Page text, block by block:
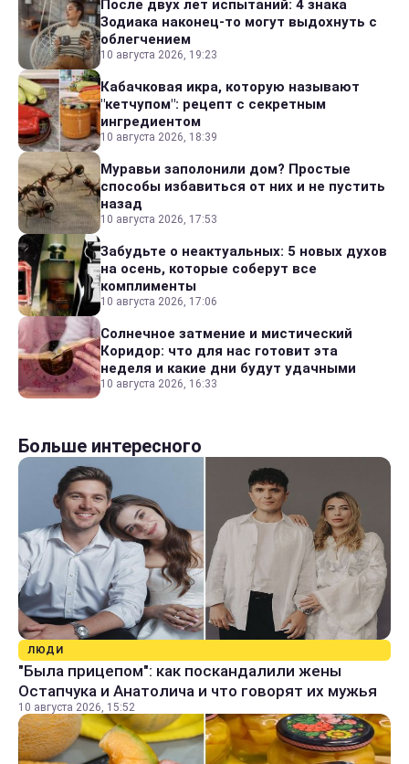
После двух лет испытаний: 4 знака
Зодиака наконец-то могут выдохнуть с
облегчением
10 августа 2026, 19:23
Кабачковая икра, которую называют
"кетчупом": рецепт с секретным
ингредиентом
10 августа 2026, 18:39
Муравьи заполонили дом? Простые
способы избавиться от них и не пустить
назад
10 августа 2026, 17:53
Забудьте о неактуальных: 5 новых духов
на осень, которые соберут все
комплименты
10 августа 2026, 17:06
Солнечное затмение и мистический
Коридор: что для нас готовит эта
неделя и какие дни будут удачными
10 августа 2026, 16:33
Больше интересного
ЛЮДИ
"Была прицепом": как поскандалили жены
Остапчука и Анатолича и что говорят их мужья
10 августа 2026, 15:52